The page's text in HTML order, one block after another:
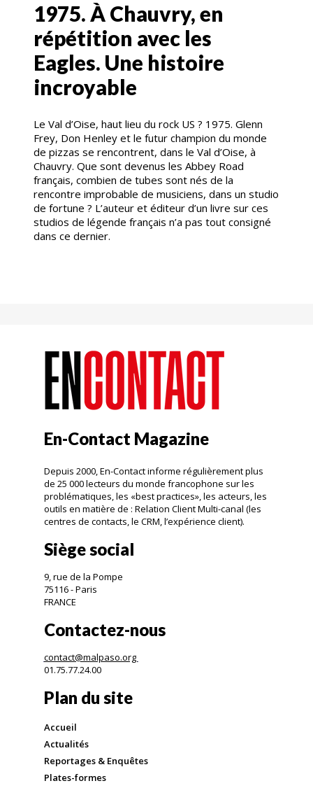
1975. À Chauvry, en
répétition avec les
Eagles. Une histoire
incroyable
Le Val d’Oise, haut lieu du rock US ? 1975. Glenn
Frey, Don Henley et le futur champion du monde
de pizzas se rencontrent, dans le Val d’Oise, à
Chauvry. Que sont devenus les Abbey Road
français, combien de tubes sont nés de la
rencontre improbable de musiciens, dans un studio
de fortune ? L’auteur et éditeur d’un livre sur ces
studios de légende français n’a pas tout consigné
dans ce dernier.
En-Contact Magazine
Depuis 2000, En-Contact informe régulièrement plus
de 25 000 lecteurs du monde francophone sur les
problématiques, les «best practices», les acteurs, les
outils en matière de : Relation Client Multi-canal (les
centres de contacts, le CRM, l’expérience client).
Siège social
9, rue de la Pompe
75116 - Paris
FRANCE
Contactez-nous
contact@malpaso.org
01.75.77.24.00
Plan du site
Accueil
Actualités
Reportages & Enquêtes
Plates-formes